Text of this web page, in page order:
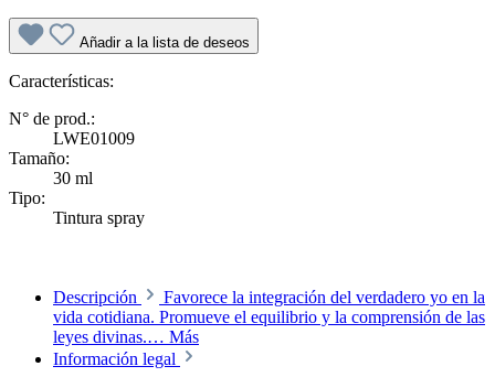
Añadir a la lista de deseos
Características:
N° de prod.:
LWE01009
Tamaño:
30 ml
Tipo:
Tintura spray
Descripción
Favorece la integración del verdadero yo en la
vida cotidiana. Promueve el equilibrio y la comprensión de las
leyes divinas.… Más
Información legal